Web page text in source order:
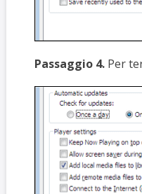
Passaggio 4.Per